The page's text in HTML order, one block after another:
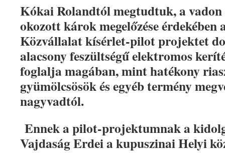
Kókai Rolandtól megtudtuk, a
okozott károk megelőzése érdekében
Közvállalat kísérlet-pilot projektet
alacsony feszültségű elektromos
foglalja magában, mint hatékony
gyümölcsösök és egyéb termény
nagyvadtól.
Ennek a pilot-projektumnak a
Vajdaság Erdei a kupuszinai Helyi